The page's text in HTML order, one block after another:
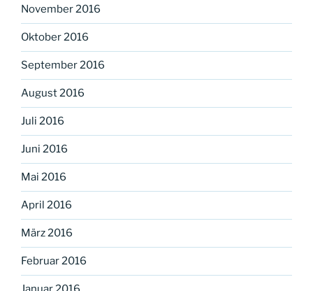
November 2016
Oktober 2016
September 2016
August 2016
Juli 2016
Juni 2016
Mai 2016
April 2016
März 2016
Februar 2016